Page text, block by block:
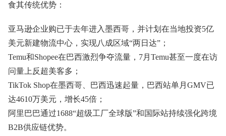
食其传统优势：
亚马逊企业购已于去年进入墨西哥，并计划在当地投资5亿
美元新建物流中心，实现八成区域“两日达”；
Temu和Shopee在巴西激烈争夺流量，7月Temu甚至一度在访
问量上反超美客多；
TikTok Shop在墨西哥、巴西迅速起量，巴西站单月GMV已
达4610万美元，增长45倍；
阿里巴巴通过1688“超级工厂全球版”和国际站持续强化跨境
B2B供应链优势。